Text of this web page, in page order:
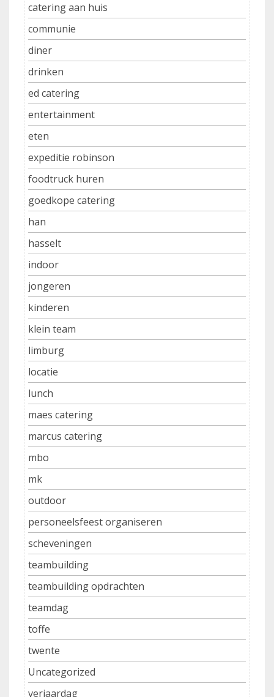
catering aan huis
communie
diner
drinken
ed catering
entertainment
eten
expeditie robinson
foodtruck huren
goedkope catering
han
hasselt
indoor
jongeren
kinderen
klein team
limburg
locatie
lunch
maes catering
marcus catering
mbo
mk
outdoor
personeelsfeest organiseren
scheveningen
teambuilding
teambuilding opdrachten
teamdag
toffe
twente
Uncategorized
verjaardag